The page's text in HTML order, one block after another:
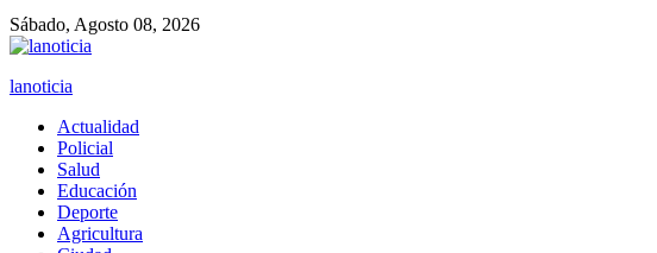
Sábado, Agosto 08, 2026
lanoticia
Actualidad
Policial
Salud
Educación
Deporte
Agricultura